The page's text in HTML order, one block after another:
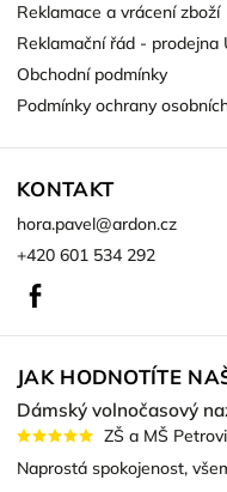
Reklamace a vrácení zboží
Reklamační řád - prodejna
Obchodní podmínky
Podmínky ochrany
KONTAKT
hora.pavel@ardon.cz
+420 601 534 292
JAK HODNOTÍTE
Dámský volnočasový
ZŠ a MŠ
Naprostá spokojenost,